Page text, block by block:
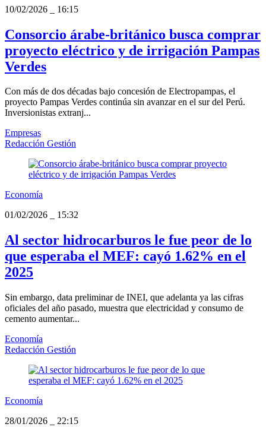
10/02/2026 16:15
Consorcio árabe-británico busca comprar
proyecto eléctrico y de irrigación Pampas
Verdes
Con más de dos décadas bajo concesión de Electropampas, el
proyecto Pampas Verdes continúa sin avanzar en el sur del Perú.
Inversionistas extranj...
Empresas
Redacción Gestión
Economía
01/02/2026
15:32
Al sector hidrocarburos le fue peor de lo
que esperaba el MEF: cayó 1.62% en el
2025
Sin embargo, data preliminar de INEI, que adelanta ya las cifras
oficiales del año pasado, muestra que electricidad y consumo de
cemento aumentar...
Economía
Redacción Gestión
Economía
28/01/2026
22:15